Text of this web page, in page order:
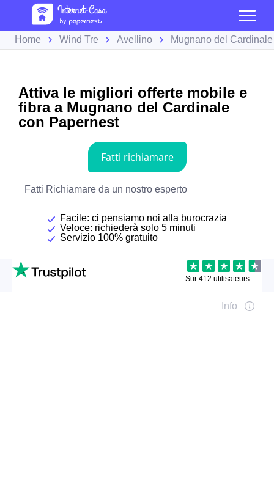
Home Wind Tre Avellino Mugnano del Cardinale